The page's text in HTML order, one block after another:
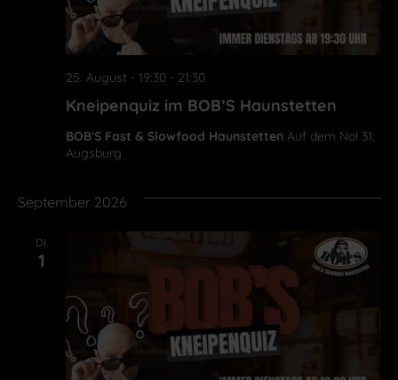
Kneipenquiz im BOB’S Haunstetten
25. August - 19:30- 21:30
BOB'S Fast & Slowfood Haunstetten Auf dem Nol 31,
Augsburg
September 2026
DI.
1